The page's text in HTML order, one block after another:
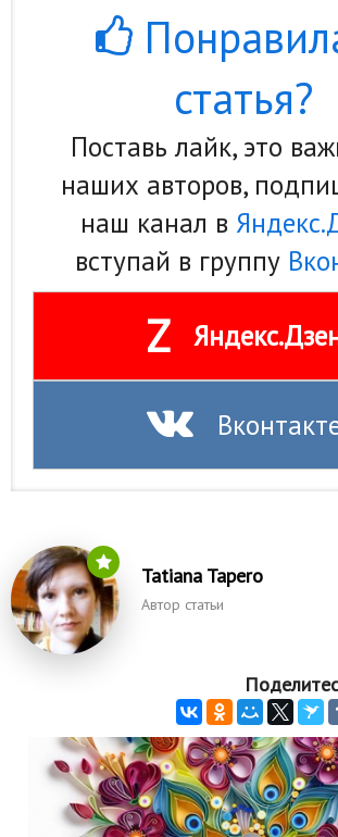
статья?
Поставь лайк, это
наших авторов,
наш канал в
вступай в группу
Z
Tatiana Tapero
Автор статьи